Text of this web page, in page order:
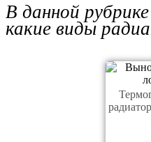
В данной
какие виды